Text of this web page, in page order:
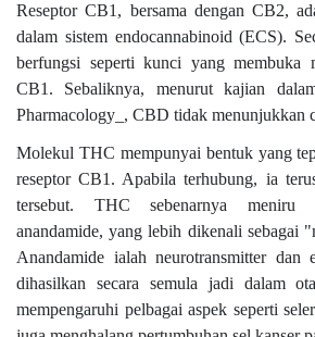
Reseptor CB1, bersama dengan CB2,
dalam sistem endocannabinoid (ECS).
berfungsi seperti kunci yang membuka
CB1. Sebaliknya, menurut kajian
Pharmacology_, CBD tidak menunjukkan
Molekul THC mempunyai bentuk yang
reseptor CB1. Apabila terhubung, ia
tersebut. THC sebenarnya meniru
anandamide, yang lebih dikenali sebagai
Anandamide ialah neurotransmitter dan
dihasilkan secara semula jadi dalam
mempengaruhi pelbagai aspek seperti